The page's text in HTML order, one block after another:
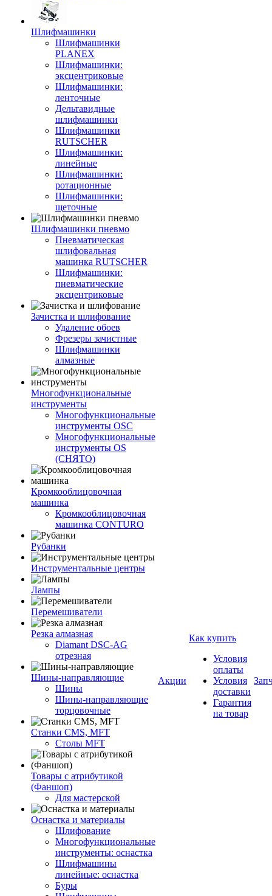
Шлифмашинки
Шлифмашинки
PLANEX
Шлифмашинки:
эксцентриковые
Шлифмашинки:
ленточные
Дельтавидные
шлифмашинки
Шлифмашинки
RUTSCHER
Шлифмашинки:
линейные
Шлифмашинки:
ротационные
Шлифмашинки:
щеточные
Шлифмашинки пневмо
Пневматическая
шлифовальная
машинка RUTSCHER
Шлифмашинки:
пневматические
эксцентриковые
Зачистка и шлифование
Удаление обоев
Фрезеры зачистные
Шлифмашинки
алмазные
Многофункциональные
инструменты
Многофункциональные
инструменты OSC
Многофункциональные
инструменты OS
(СНЯТО)
Кромкооблицовочная
машинка
Кромкооблицовочная
машинка CONTURO
Рубанки
Инструментальные центры
Лампы
Перемешиватели
Резка алмазная
Diamant DSC-AG
отрезная
Шины-направляющие
Шины
Шины-направляющие
торцовочные
Станки CMS, MFT
Столы MFT
Товары с атрибутикой
(Фаншоп)
Для мастерской
Оснастка и материалы
Шлифование
Многофункциональные
инструменты: оснастка
Шлифмашины
линейные: оснастка
Буры
Акции
Как купить
Условия
оплаты
Условия
доставки
Гарантия
на товар